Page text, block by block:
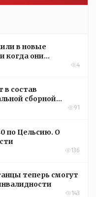
в новые
когда они
4
в состав
сборной
91
по Цельсию. О
136
теперь смогут
143